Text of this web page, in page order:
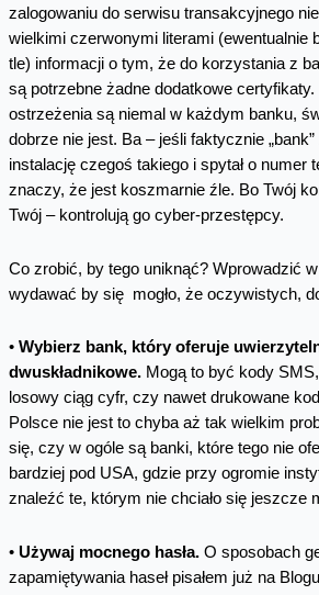
zalogowaniu do serwisu transakcyjnego
wielkimi czerwonymi literami (ewentualnie
tle) informacji o tym, że do korzystania z
są potrzebne żadne dodatkowe
ostrzeżenia są niemal w każdym banku,
dobrze nie jest. Ba – jeśli faktycznie „bank”
instalację czegoś takiego i spytał o numer
znaczy, że jest koszmarnie źle. Bo Twój
Twój – kontrolują go cyber-przestępcy.
Co zrobić, by tego uniknąć? Wprowadzić
wydawać by się mogło, że oczywistych,
• Wybierz bank, który oferuje
dwuskładnikowe.Mogą to być kody
losowy ciąg cyfr, czy nawet drukowane
Polsce nie jest to chyba aż tak wielkim
się, czy w ogóle są banki, które tego nie
bardziej pod USA, gdzie przy ogromie
znaleźć te, którym nie chciało się jeszcze
• Używaj mocnego hasła.O sposobach
zapamiętywania haseł pisałem już na